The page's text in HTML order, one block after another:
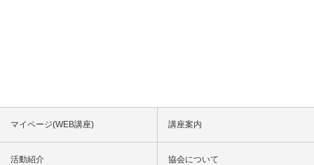
マイページ(WEB講座) 講座案内
活動紹介 協会について